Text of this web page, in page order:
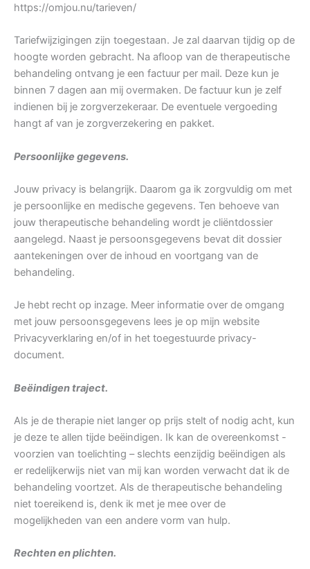
https://omjou.nu/tarieven/
Tariefwijzigingen zijn toegestaan. Je zal daarvan tijdig op de
hoogte worden gebracht. Na afloop van de therapeutische
behandeling ontvang je een factuur per mail. Deze kun je
binnen 7 dagen aan mij overmaken. De factuur kun je zelf
indienen bij je zorgverzekeraar. De eventuele vergoeding
hangt af van je zorgverzekering en pakket.
Persoonlijke gegevens.
Jouw privacy is belangrijk. Daarom ga ik zorgvuldig om met
je persoonlijke en medische gegevens. Ten behoeve van
jouw therapeutische behandeling wordt je cliëntdossier
aangelegd. Naast je persoonsgegevens bevat dit dossier
aantekeningen over de inhoud en voortgang van de
behandeling.
Je hebt recht op inzage. Meer informatie over de omgang
met jouw persoonsgegevens lees je op mijn website
Privacyverklaring en/of in het toegestuurde privacy-
document.
Beëindigen traject.
Als je de therapie niet langer op prijs stelt of nodig acht, kun
je deze te allen tijde beëindigen. Ik kan de overeenkomst -
voorzien van toelichting – slechts eenzijdig beëindigen als
er redelijkerwijs niet van mij kan worden verwacht dat ik de
behandeling voortzet. Als de therapeutische behandeling
niet toereikend is, denk ik met je mee over de
mogelijkheden van een andere vorm van hulp.
Rechten en plichten.